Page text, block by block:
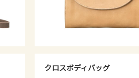
クロスボディバッグ